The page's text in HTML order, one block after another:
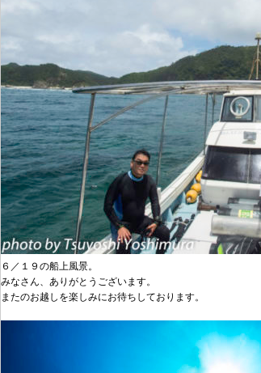
６／１９の船上風景。
みなさん、ありがとうございます。
またのお越しを楽しみにお待ちしております。